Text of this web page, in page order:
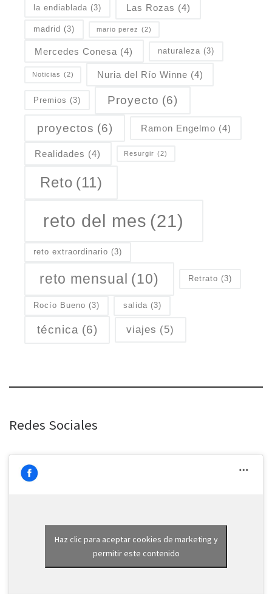
la endiablada (3) Las Rozas (4)
madrid (3) mario perez (2)
Mercedes Conesa (4) naturaleza (3)
Noticias (2) Nuria del Río Winne (4)
Premios (3) Proyecto (6)
proyectos (6) Ramon Engelmo (4)
Realidades (4) Resurgir (2)
Reto (11)
reto del mes (21)
reto extraordinario (3)
reto mensual (10) Retrato (3)
Rocío Bueno (3) salida (3)
técnica (6) viajes (5)
Redes Sociales
Haz clic para aceptar cookies de marketing y
permitir este contenido